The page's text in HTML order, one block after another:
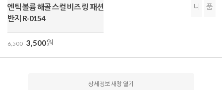
엔틱 볼륨 해골 스컬 비즈 링 패션
반지 R-0154
6,500 3,500원
니
품
상세정보 새창 열기